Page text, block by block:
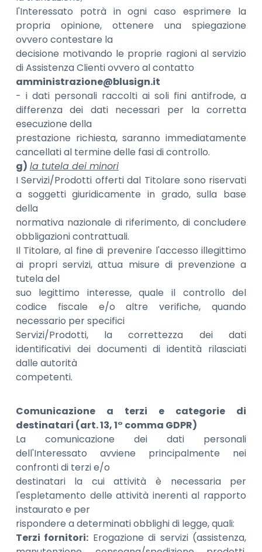
l'Interessato potrà in ogni caso esprimere la
propria opinione, ottenere una spiegazione
ovvero contestare la
decisione motivando le proprie ragioni al servizio
di Assistenza Clienti ovvero al contatto
amministrazione@blusign.it
- i dati personali raccolti ai soli fini antifrode, a
differenza dei dati necessari per la corretta
esecuzione della
prestazione richiesta, saranno immediatamente
cancellati al termine delle fasi di controllo.
g) la tutela dei minori
I Servizi/Prodotti offerti dal Titolare sono riservati
a soggetti giuridicamente in grado, sulla base
della
normativa nazionale di riferimento, di concludere
obbligazioni contrattuali.
Il Titolare, al fine di prevenire l'accesso illegittimo
ai propri servizi, attua misure di prevenzione a
tutela del
suo legittimo interesse, quale il controllo del
codice fiscale e/o altre verifiche, quando
necessario per specifici
Servizi/Prodotti, la correttezza dei dati
identificativi dei documenti di identità rilasciati
dalle autorità
competenti.
Comunicazione a terzi e categorie di
destinatari (art. 13, 1° comma GDPR)
La comunicazione dei dati personali
dell'Interessato avviene principalmente nei
confronti di terzi e/o
destinatari la cui attività è necessaria per
l'espletamento delle attività inerenti al rapporto
instaurato e per
rispondere a determinati obblighi di legge, quali:
Terzi fornitori: Erogazione di servizi (assistenza,